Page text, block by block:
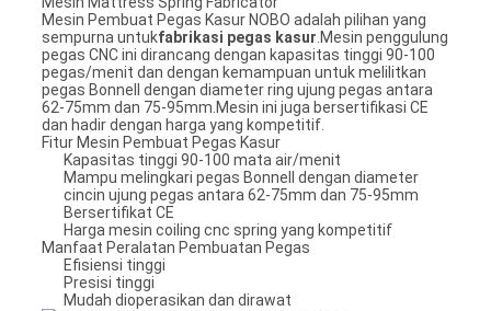
Mesin Pembuat Pegas Kasur NOBO adalah pilihan yang
sempurna untukfabrikasi pegas kasur.Mesin penggulung
pegas CNC ini dirancang dengan kapasitas tinggi 90-100
pegas/menit dan dengan kemampuan untuk melilitkan
pegas Bonnell dengan diameter ring ujung pegas antara
62-75mm dan 75-95mm.Mesin ini juga bersertifikasi CE
dan hadir dengan harga yang kompetitif.
Fitur Mesin Pembuat Pegas Kasur
Kapasitas tinggi 90-100 mata air/menit
Mampu melingkari pegas Bonnell dengan diameter
cincin ujung pegas antara 62-75mm dan 75-95mm
Bersertifikat CE
Harga mesin coiling cnc spring yang kompetitif
Manfaat Peralatan Pembuatan Pegas
Efisiensi tinggi
Presisi tinggi
Mudah dioperasikan dan dirawat